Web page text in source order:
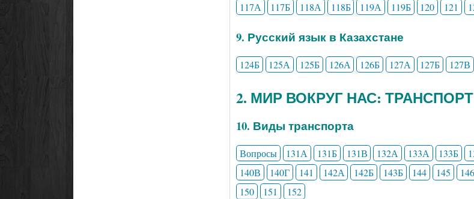
117А
117Б 118А 118Б 119А 119Б 120 121
9. Русский язык в Казахстане
124Б 125А 125Б 126А 126Б 127А 127Б 127В
2. МИР ВОКРУГ НАС:
10. Виды транспорта
Вопросы 131А 131Б 131В 132А 133А 133Б
140В
140Г 141 142А 142Б 143Б 144 145
150
151 152